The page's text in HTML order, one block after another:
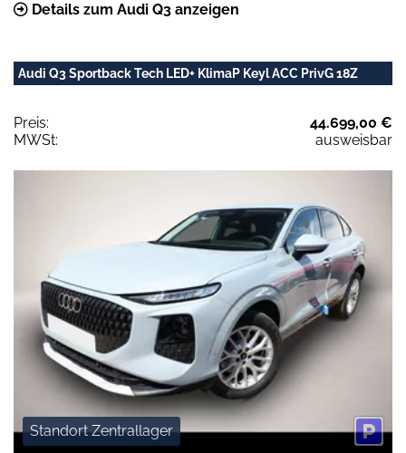
Details zum Audi Q3 anzeigen
Audi Q3 Sportback Tech LED+ KlimaP Keyl ACC PrivG 18Z
Preis:
44.699,00 €
MWSt:
ausweisbar
Standort Zentrallager